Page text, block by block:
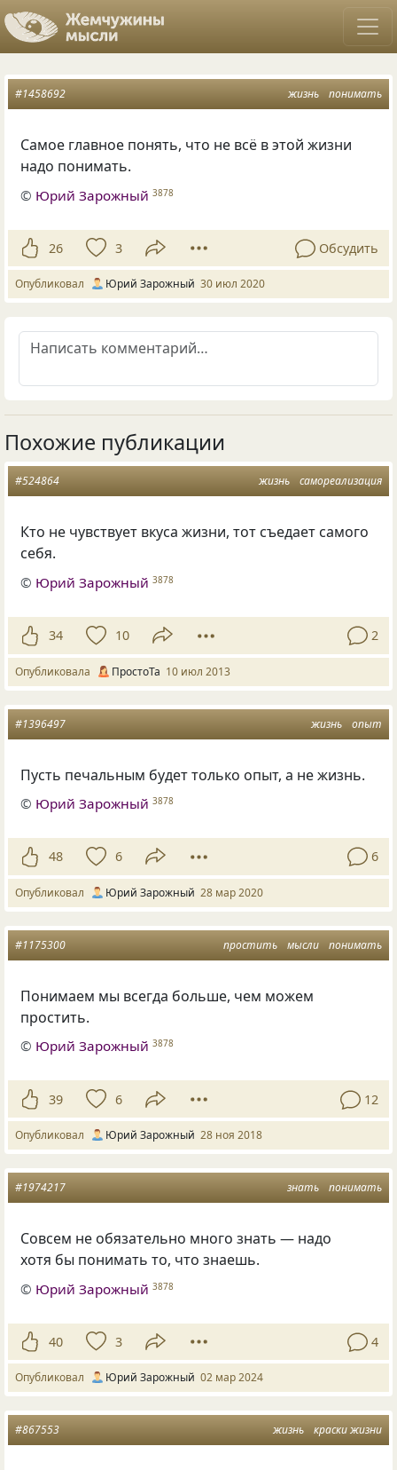
жизнь понимать
#1458692
Самое главное понять, что не всё в этой жизни
надо понимать.
© Юрий Зарожный 3878
26 3 Обсудить
Опубликовал Юрий Зарожный 30 июл 2020
Похожие публикации
жизнь самореализация
#524864
Кто не чувствует вкуса жизни, тот съедает самого
себя.
© Юрий Зарожный 3878
34 10 2
Опубликовала ПростоТа 10 июл 2013
жизнь опыт
#1396497
Пусть печальным будет только опыт, а не жизнь.
© Юрий Зарожный 3878
48 6 6
Опубликовал Юрий Зарожный 28 мар 2020
простить мысли понимать
#1175300
Понимаем мы всегда больше, чем можем
простить.
© Юрий Зарожный 3878
39 6 12
Опубликовал Юрий Зарожный 28 ноя 2018
знать понимать
#1974217
Совсем не обязательно много знать — надо
хотя бы понимать то, что знаешь.
© Юрий Зарожный 3878
40 3 4
Опубликовал Юрий Зарожный 02 мар 2024
жизнь краски жизни
#867553